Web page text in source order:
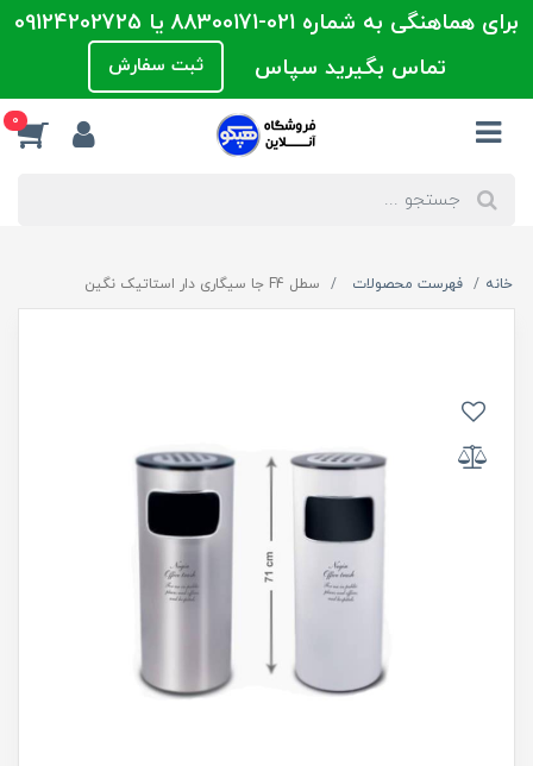
برای هماهنگی به شماره 021-88300171 یا 09124202725
تماس بگیرید سپاس
ثبت سفارش
0
خانه فهرست محصولات سطل F4 جا سیگاری دار استاتیک نگین